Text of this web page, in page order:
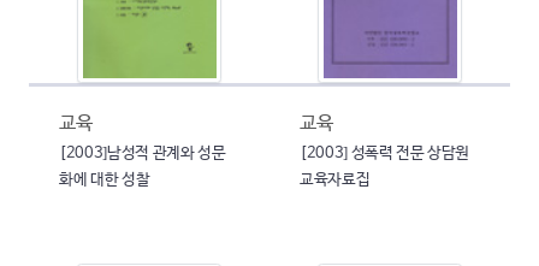
교육
[2003]남성적 관계와 성문
화에 대한 성찰
교육
[2003] 성폭력 전문 상담원
교육자료집